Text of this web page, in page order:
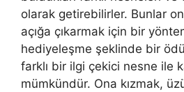
olarak getirebilirler. Bunlar
açığa çıkarmak için bir
hediyeleşme şeklinde bir
farklı bir ilgi çekici nesne ile
mümkündür. Ona kızmak,